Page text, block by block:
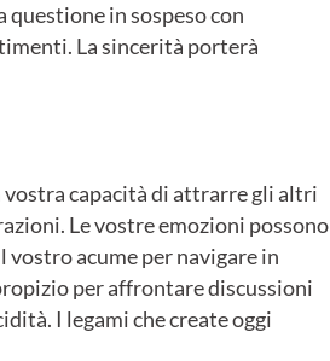
questione in sospeso con
La sincerità porterà
vostra capacità di attrarre gli altri
Le vostre emozioni possono
acume per navigare in
per affrontare discussioni
I legami che create oggi